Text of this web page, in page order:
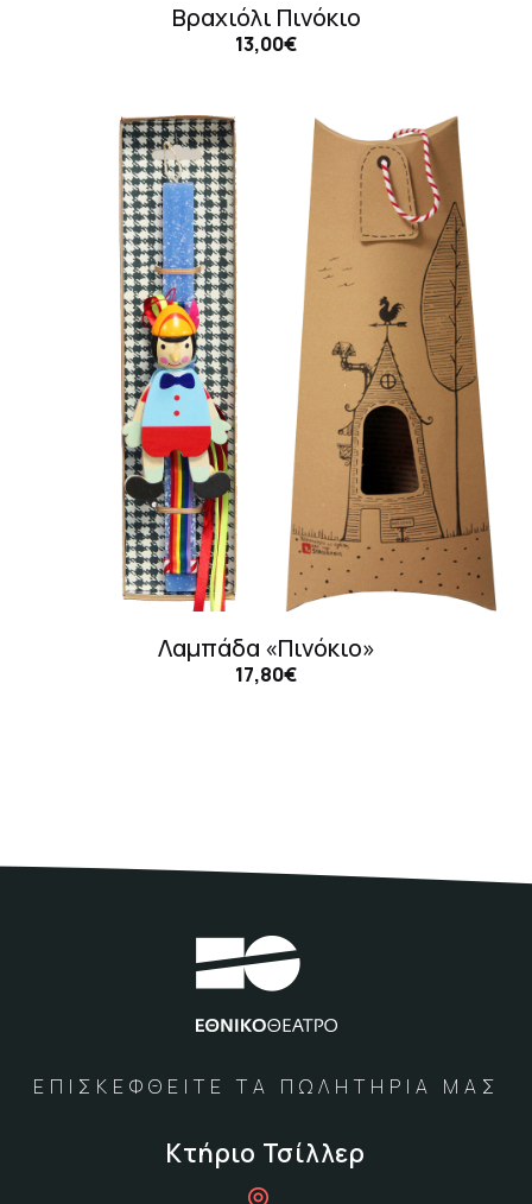
Βραχιόλι Πινόκιο
13,00€
Λαμπάδα «Πινόκιο»
17,80€
ΕΠΙΣΚΕΦΘΕΙΤΕ ΤΑ ΠΩΛΗΤΗΡΙΑ ΜΑΣ
Κτήριο Τσίλλερ